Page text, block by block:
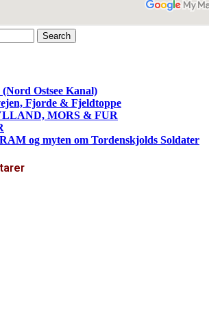
Ostsee Kanal)
Fjorde & Fjeldtoppe
MORS & FUR
og myten om Tordenskjolds Soldater